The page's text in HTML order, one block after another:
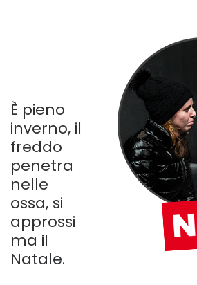
È pieno
inverno, il
freddo
penetra
nelle
ossa, si
approssi
ma il
Natale.